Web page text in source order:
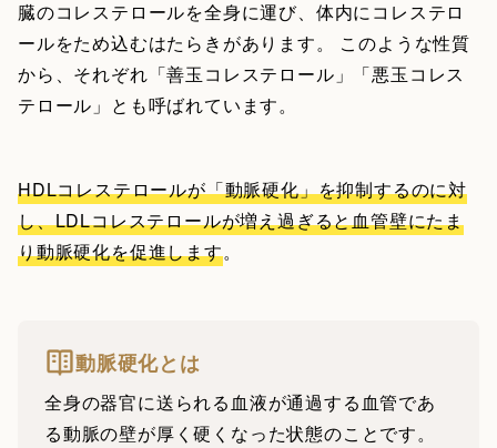
臓のコレステロールを全身に運び、体内にコレステロ
ールをため込むはたらきがあります。 このような性質
から、それぞれ「善玉コレステロール」「悪玉コレス
テロール」とも呼ばれています。
HDLコレステロールが「動脈硬化」を抑制するのに対
し、LDLコレステロールが増え過ぎると血管壁にたま
り動脈硬化を促進します。
動脈硬化とは
全身の器官に送られる血液が通過する血管であ
る動脈の壁が厚く硬くなった状態のことです。